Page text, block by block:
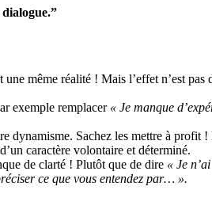
une même réalité ! Mais l’effet n’est
exemple remplacer « Je manque
dynamisme. Sachez les mettre à profit
caractère volontaire et déterminé.
de clarté ! Plutôt que de dire « Je
ce que vous entendez par… ».